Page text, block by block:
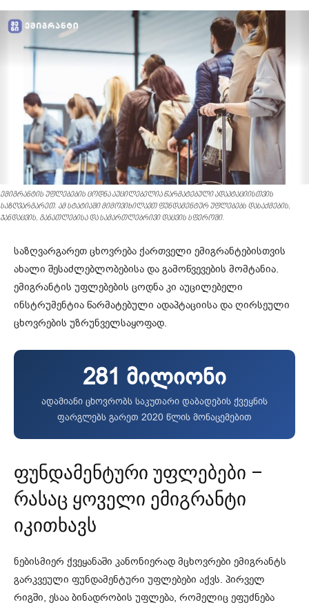
ემიგრანტის უფლებების ცოდნა აუცილებელია წარმატებული ადაპტაციისთვის
საზღვარგარეთ. ამ სტატიაში მიმოვიხილავთ ფუნდამენტურ უფლებებს დასაქმების,
ჯანდაცვის, განათლებისა და სამართლებრივი დაცვის სფეროში.
საზღვარგარეთ ცხოვრება ქართველი ემიგრანტებისთვის
ახალი შესაძლებლობებისა და გამოწვევების მომტანია.
ემიგრანტის უფლებების ცოდნა კი აუცილებელი
ინსტრუმენტია წარმატებული ადაპტაციისა და ღირსეული
ცხოვრების უზრუნველსაყოფად.
281 მილიონი
ადამიანი ცხოვრობს საკუთარი დაბადების ქვეყნის
ფარგლებს გარეთ 2020 წლის მონაცემებით
ფუნდამენტური უფლებები –
რასაც ყოველი ემიგრანტი
იკითხავს
ნებისმიერ ქვეყანაში კანონიერად მცხოვრები ემიგრანტს
გარკვეული ფუნდამენტური უფლებები აქვს. პირველ
რიგში, ესაა ბინადრობის უფლება, რომელიც ეფუძნება